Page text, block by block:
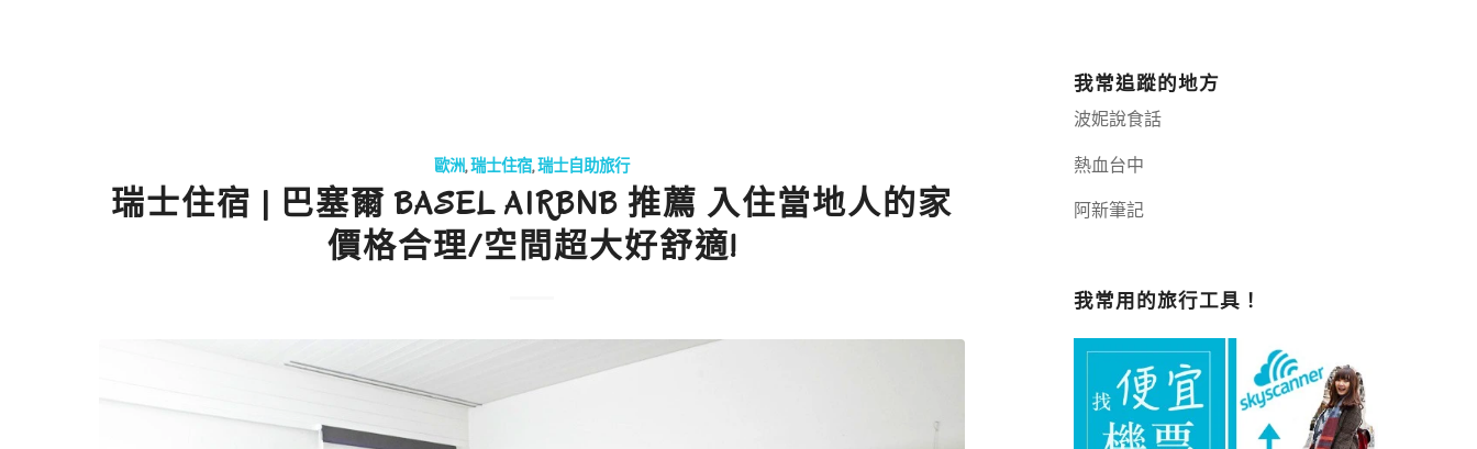
歐洲,瑞士住宿,瑞士自助旅行
瑞士住宿 | 巴塞爾 BASEL AIRBNB 推薦 入住當地人的家
價格合理/空間超大好舒適!
我常追蹤的地方
波妮說食話
熱血台中
阿新筆記嘉義+1 | 嘉義加一
我常用的旅行工具！